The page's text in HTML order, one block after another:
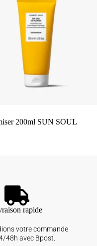
200ml SUN SOUL
rapide
votre commande
48h avec Bpost.